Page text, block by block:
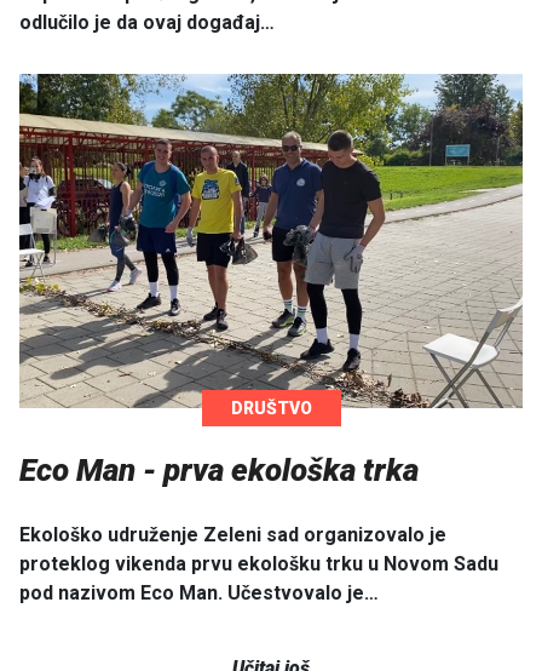
odlučilo je da ovaj događaj…
DRUŠTVO
Eco Man - prva ekološka trka
Ekološko udruženje Zeleni sad organizovalo je
proteklog vikenda prvu ekološku trku u Novom Sadu
pod nazivom Eco Man. Učestvovalo je…